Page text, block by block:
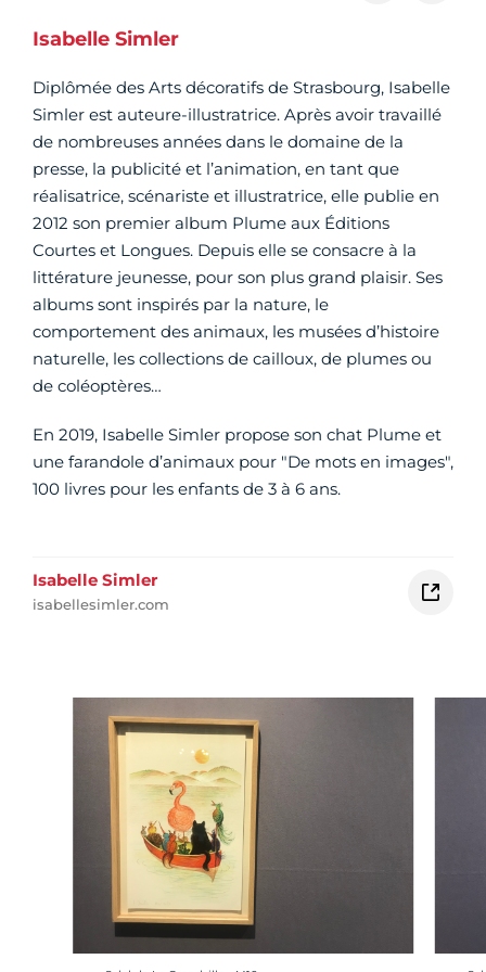
Isabelle Simler
Diplômée des Arts décoratifs de Strasbourg, Isabelle
Simler est auteure-illustratrice. Après avoir travaillé
de nombreuses années dans le domaine de la
presse, la publicité et l’animation, en tant que
réalisatrice, scénariste et illustratrice, elle publie en
2012 son premier album Plume aux Éditions
Courtes et Longues. Depuis elle se consacre à la
littérature jeunesse, pour son plus grand plaisir. Ses
albums sont inspirés par la nature, le
comportement des animaux, les musées d’histoire
naturelle, les collections de cailloux, de plumes ou
de coléoptères…
En 2019, Isabelle Simler propose son chat Plume et
une farandole d’animaux pour "De mots en images",
100 livres pour les enfants de 3 à 6 ans.
Isabelle Simler
isabellesimler.com